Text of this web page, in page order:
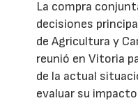
La compra
decisiones
de Agricultura y
reunió en Vitoria
de la actual
evaluar su